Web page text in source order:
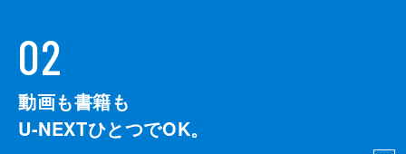
02
動画も書籍も
U-NEXTひとつでOK。